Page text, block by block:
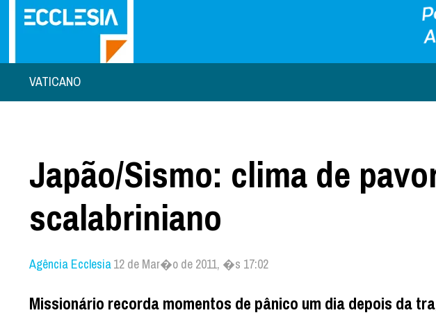
VATICANO
Japão/Sismo: clima de
scalabriniano
Agência Ecclesia12 de Mar�o de 2011, �s 17:02
Missionário recorda momentos de pânico um dia depois da